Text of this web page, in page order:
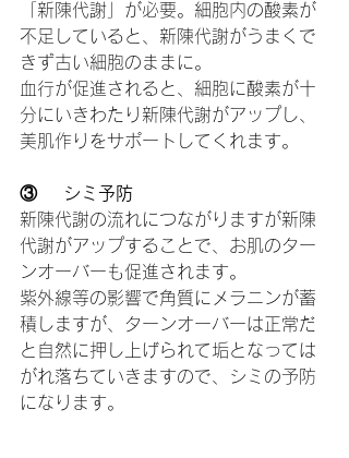
「新陳代謝」が必要。細胞内の酸素が
不足していると、新陳代謝がうまくで
きず古い細胞のままに。
血行が促進されると、細胞に酸素が十
分にいきわたり新陳代謝がアップし、
美肌作りをサポートしてくれます。
③    シミ予防
新陳代謝の流れにつながりますが新陳
代謝がアップすることで、お肌のター
ンオーバーも促進されます。
紫外線等の影響で角質にメラニンが蓄
積しますが、ターンオーバーは正常だ
と自然に押し上げられて垢となっては
がれ落ちていきますので、シミの予防
になります。